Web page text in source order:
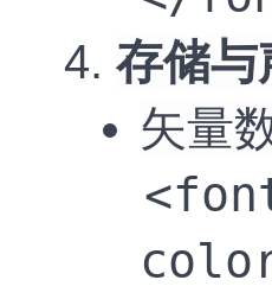
存储与
矢量